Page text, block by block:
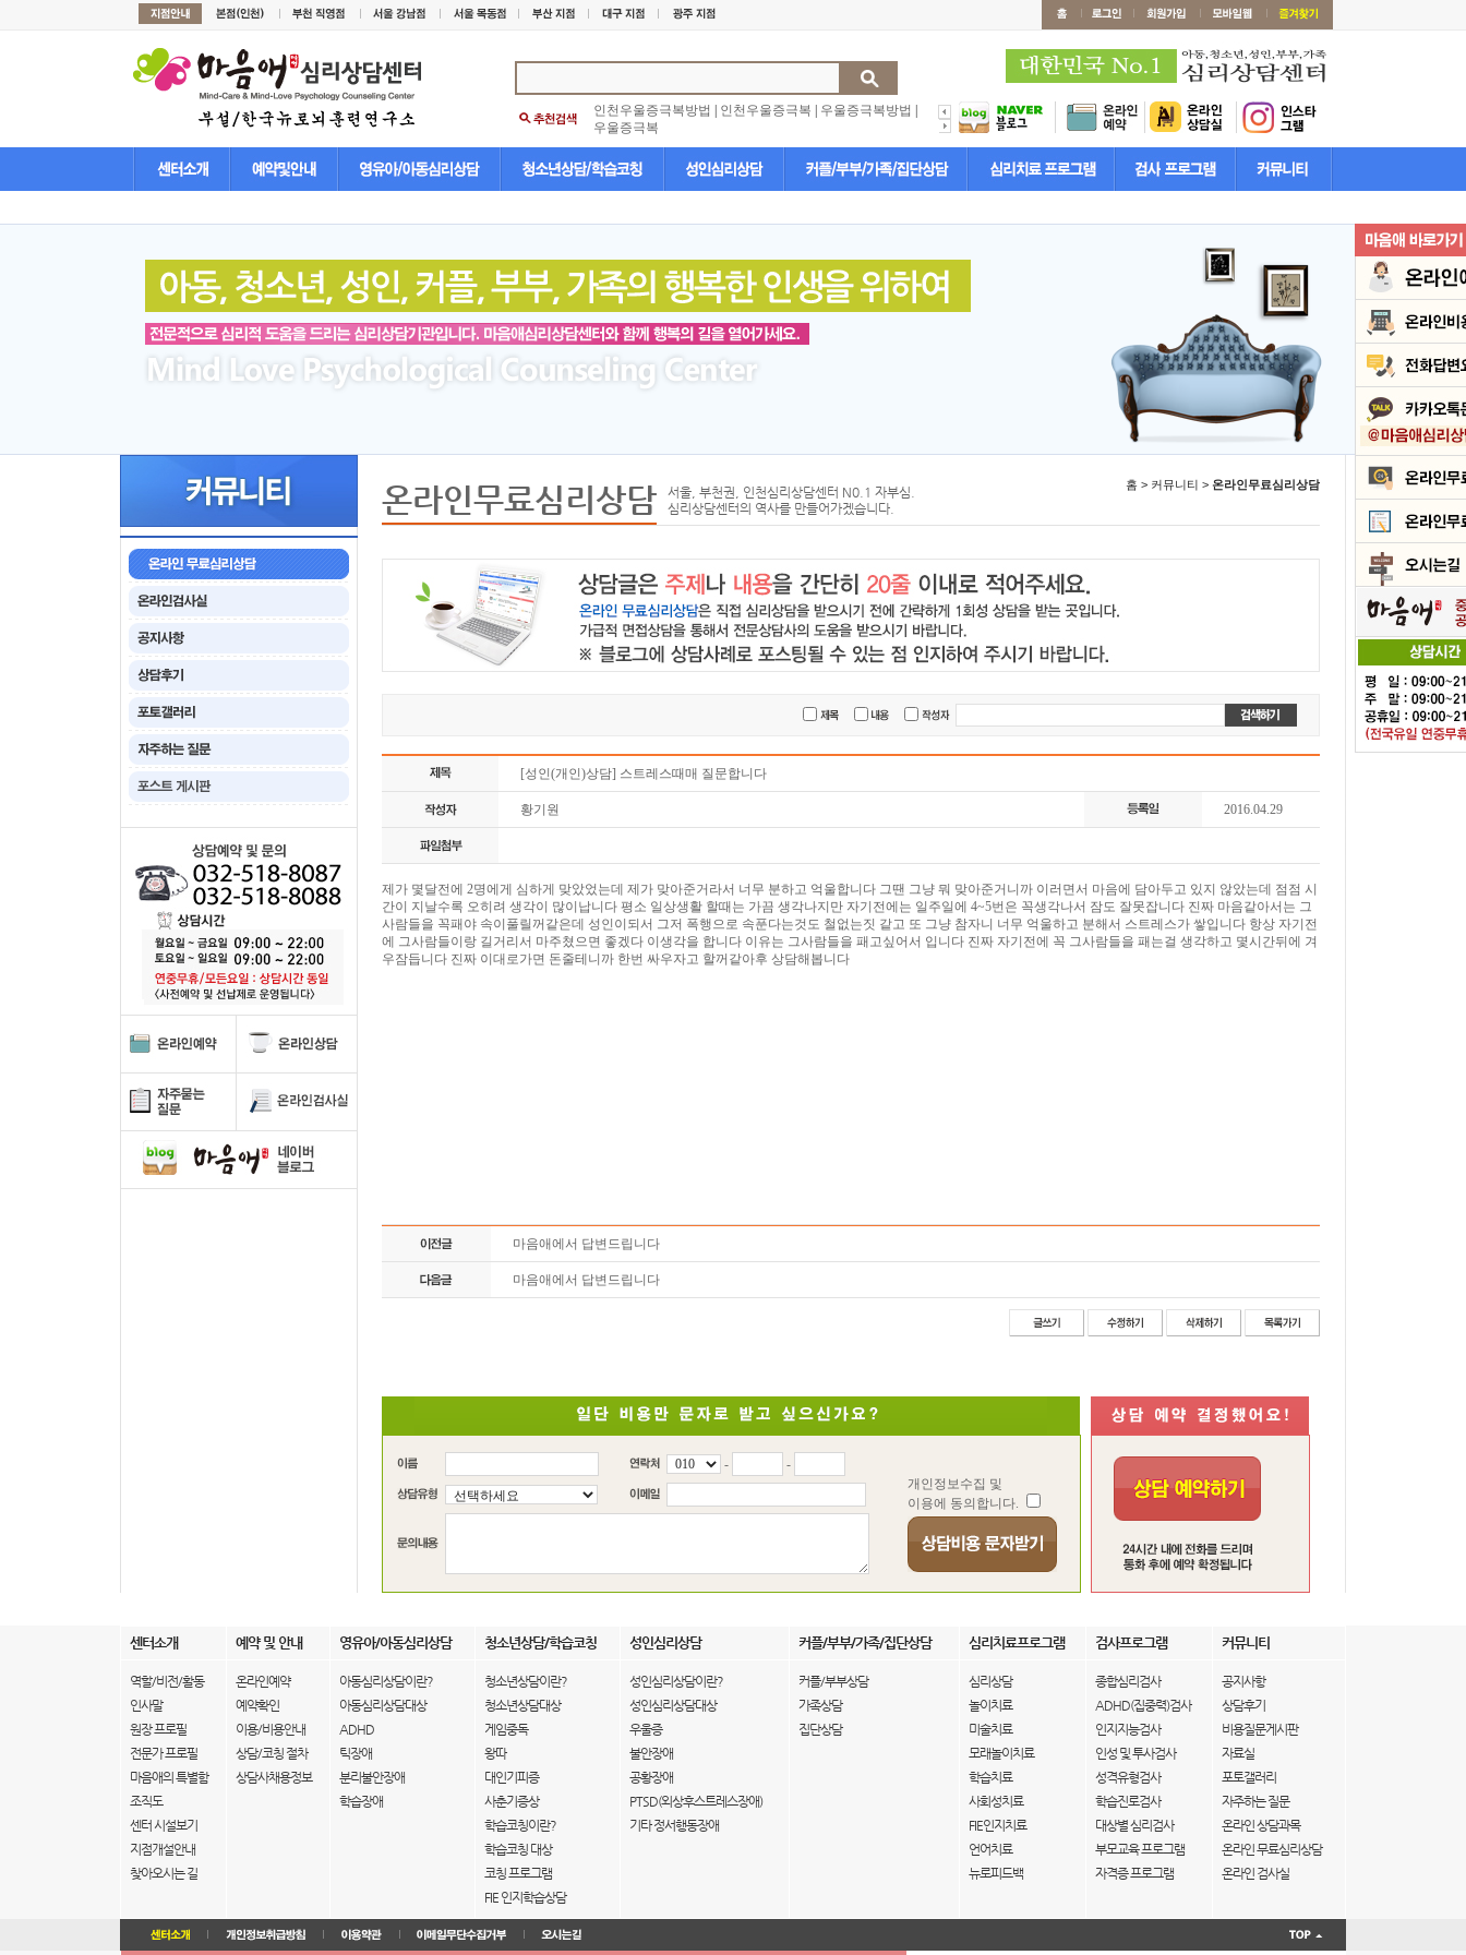
인천우울증극복방법 인천우울증극복 우울증극복방법
우울증극복
온라인무료심리상담
서울, 부천권, 인천심리상담센터 N0.1 자부심.
심리상담센터의 역사를 만들어가겠습니다.
홈 > 커뮤니티 > 온라인무료심리상담
[성인(개인)상담] 스트레스때매 질문합니다
황기원 2016.04.29
제가 몇달전에 2명에게 심하게 맞았었는데 제가 맞아준거라서 너무 분하고 억울합니다 그땐 그냥 뭐 맞아준거니까 이러면서 마음에 담아두고 있지 않았는데 점점 시
간이 지날수록 오히려 생각이 많이납니다 평소 일상생활 할때는 가끔 생각나지만 자기전에는 일주일에 4~5번은 꼭생각나서 잠도 잘못잡니다 진짜 마음같아서는 그
사람들을 꼭패야 속이풀릴꺼같은데 성인이되서 그저 폭행으로 속푼다는것도 철없는짓 같고 또 그냥 참자니 너무 억울하고 분해서 스트레스가 쌓입니다 항상 자기전
에 그사람들이랑 길거리서 마주쳤으면 좋겠다 이생각을 합니다 이유는 그사람들을 패고싶어서 입니다 진짜 자기전에 꼭 그사람들을 패는걸 생각하고 몇시간뒤에 겨
우잠듭니다 진짜 이대로가면 돈줄테니까 한번 싸우자고 할꺼같아후 상담해봅니다
마음애에서 답변드립니다
마음애에서 답변드립니다
-
-
개인정보수집 및
이용에 동의합니다.
센터소개 예약 및 안내 영유아/아동심리상담 청소년상담/학습코칭 성인심리상담 커플/부부/가족/집단상담 심리치료프로그램 검사프로그램 커뮤니티
역할/비전/활동
인사말
원장 프로필
전문가 프로필
마음애의 특별함
조직도
센터 시설보기
지점개설안내
찾아오시는 길
온라인예약
예약확인
이용/비용안내
상담/코칭 절차
상담사채용정보
아동심리상담이란?
아동심리상담대상
ADHD
틱장애
분리불안장애
학습장애
청소년상담이란?
청소년상담대상
게임중독
왕따
대인기피증
사춘기증상
학습코칭이란?
학습코칭 대상
코칭 프로그램
FIE 인지학습상담
성인심리상담이란?
성인심리상담대상
우울증
불안장애
공황장애
PTSD(외상후스트레스장애)
기타 정서행동장애
커플/부부상담
가족상담
집단상담
심리상담
놀이치료
미술치료
모래놀이치료
학습치료
사회성치료
FIE인지치료
언어치료
뉴로피드백
종합심리검사
ADHD(집중력)검사
인지지능검사
인성 및 투사검사
성격유형검사
학습진로검사
대상별 심리검사
부모교육 프로그램
자격증 프로그램
공지사항
상담후기
비용질문게시판
자료실
포토갤러리
자주하는 질문
온라인 상담과목
온라인 무료심리상담
온라인 검사실